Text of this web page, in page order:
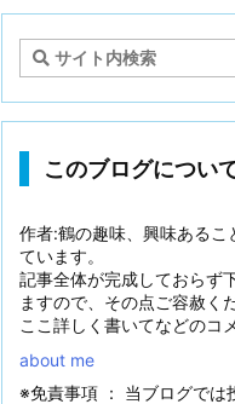
このブログについ
作者:鶴の趣味、興味ある
ています。
記事全体が完成しておらず
ますので、その点ご容赦く
ここ詳しく書いてなどのコ
about me
※免責事項 ： 当ブログでは